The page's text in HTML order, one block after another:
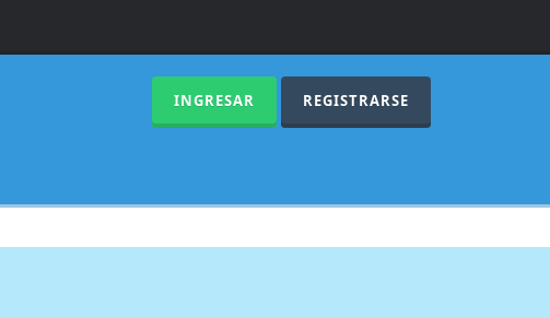
INGRESAR REGISTRARSE